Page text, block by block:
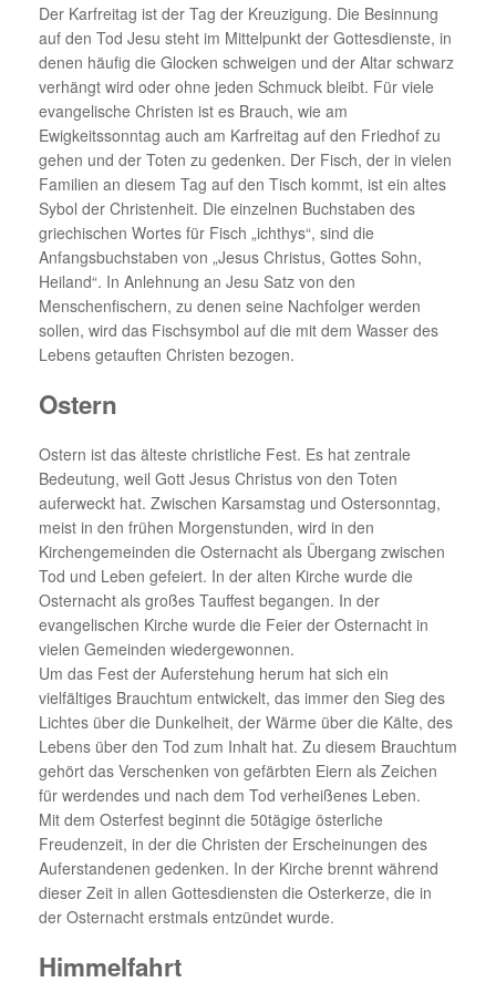
Der Karfreitag ist der Tag der Kreuzigung. Die Besinnung
auf den Tod Jesu steht im Mittelpunkt der Gottesdienste, in
denen häufig die Glocken schweigen und der Altar schwarz
verhängt wird oder ohne jeden Schmuck bleibt. Für viele
evangelische Christen ist es Brauch, wie am
Ewigkeitssonntag auch am Karfreitag auf den Friedhof zu
gehen und der Toten zu gedenken. Der Fisch, der in vielen
Familien an diesem Tag auf den Tisch kommt, ist ein altes
Sybol der Christenheit. Die einzelnen Buchstaben des
griechischen Wortes für Fisch „ichthys“, sind die
Anfangsbuchstaben von „Jesus Christus, Gottes Sohn,
Heiland“. In Anlehnung an Jesu Satz von den
Menschenfischern, zu denen seine Nachfolger werden
sollen, wird das Fischsymbol auf die mit dem Wasser des
Lebens getauften Christen bezogen.
Ostern
Ostern ist das älteste christliche Fest. Es hat zentrale
Bedeutung, weil Gott Jesus Christus von den Toten
auferweckt hat. Zwischen Karsamstag und Ostersonntag,
meist in den frühen Morgenstunden, wird in den
Kirchengemeinden die Osternacht als Übergang zwischen
Tod und Leben gefeiert. In der alten Kirche wurde die
Osternacht als großes Tauffest begangen. In der
evangelischen Kirche wurde die Feier der Osternacht in
vielen Gemeinden wiedergewonnen.
Um das Fest der Auferstehung herum hat sich ein
vielfältiges Brauchtum entwickelt, das immer den Sieg des
Lichtes über die Dunkelheit, der Wärme über die Kälte, des
Lebens über den Tod zum Inhalt hat. Zu diesem Brauchtum
gehört das Verschenken von gefärbten Eiern als Zeichen
für werdendes und nach dem Tod verheißenes Leben.
Mit dem Osterfest beginnt die 50tägige österliche
Freudenzeit, in der die Christen der Erscheinungen des
Auferstandenen gedenken. In der Kirche brennt während
dieser Zeit in allen Gottesdiensten die Osterkerze, die in
der Osternacht erstmals entzündet wurde.
Himmelfahrt